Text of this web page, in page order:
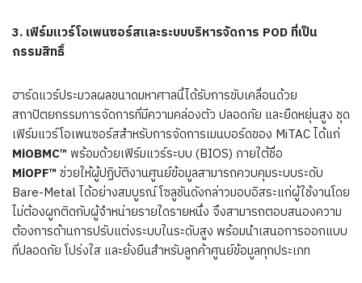
3. เฟิร์มแวร์โอเพนซอร์สและระบบบริหารจัดการ POD ที่เป็น
กรรมสิทธิ์
ฮาร์ดแวร์ประมวลผลขนาดมหาศาลนี้ได้รับการขับเคลื่อนด้วย
สถาปัตยกรรมการจัดการที่มีความคล่องตัว ปลอดภัย และยืดหยุ่นสูง ชุด
เฟิร์มแวร์โอเพนซอร์สสำหรับการจัดการเมนบอร์ดของ MiTAC ได้แก่
MiOBMC™ พร้อมด้วยเฟิร์มแวร์ระบบ (BIOS) ภายใต้ชื่อ
MiOPF™ ช่วยให้ผู้ปฏิบัติงานศูนย์ข้อมูลสามารถควบคุมระบบระดับ
Bare-Metal ได้อย่างสมบูรณ์ โซลูชันดังกล่าวมอบอิสระแก่ผู้ใช้งานโดย
ไม่ต้องผูกติดกับผู้จำหน่ายรายใดรายหนึ่ง จึงสามารถตอบสนองความ
ต้องการด้านการปรับแต่งระบบในระดับสูง พร้อมนำเสนอการออกแบบ
ที่ปลอดภัย โปร่งใส และยั่งยืนสำหรับลูกค้าศูนย์ข้อมูลทุกประเภท